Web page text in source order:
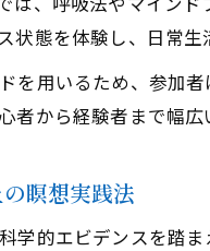
状態を体験し、日常
を用いるため、参加
者から経験者まで幅広
瞑想実践法
学的エビデンスを踏